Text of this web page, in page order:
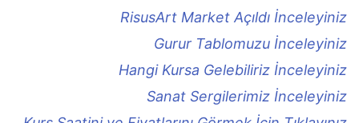
RisusArt Market Açıldı İnceleyiniz
Gurur Tablomuzu İnceleyiniz
Hangi Kursa Gelebiliriz İnceleyiniz
Sanat Sergilerimiz İnceleyiniz